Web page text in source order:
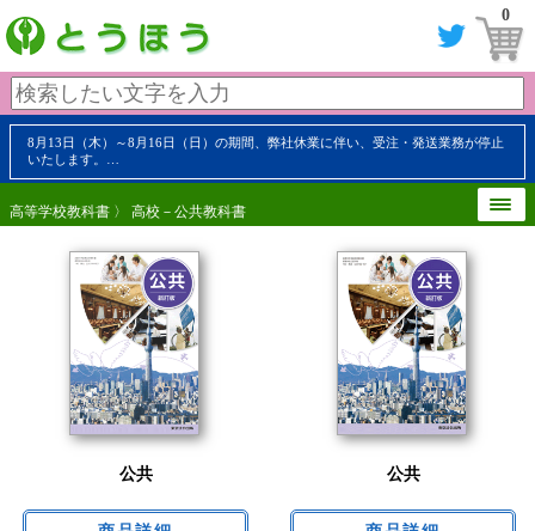
0
8月13日（木）～8月16日（日）の期間、弊社休業に伴い、受注・発送業務が停止
いたします。…
高等学校教科書 〉 高校－公共教科書
公共 公共